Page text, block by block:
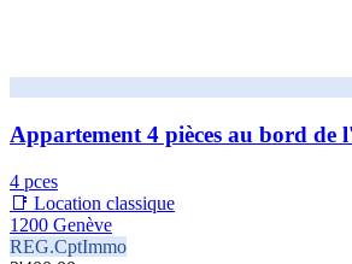
Appartement 4 pièces au bord de
4 pces
📑 Location classique
1200 Genève
REG.CptImmo